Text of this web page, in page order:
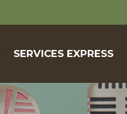
SERVICES EXPRESS